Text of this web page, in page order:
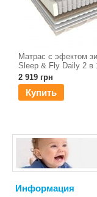
Матрас с эфектом
Sleep & Fly Daily 2 в
2 919 грн
Купить
Информация